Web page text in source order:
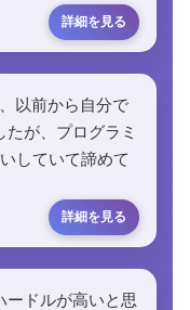
以前から自分で
が、プログラミ
していて諦めて
ードルが高いと思